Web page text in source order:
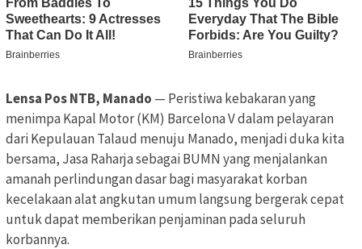
Lensa Pos NTB, Manado — Peristiwa kebakaran yang
menimpa Kapal Motor (KM) Barcelona V dalam pelayaran
dari Kepulauan Talaud menuju Manado, menjadi duka kita
bersama, Jasa Raharja sebagai BUMN yang menjalankan
amanah perlindungan dasar bagi masyarakat korban
kecelakaan alat angkutan umum langsung bergerak cepat
untuk dapat memberikan penjaminan pada seluruh
korbannya.